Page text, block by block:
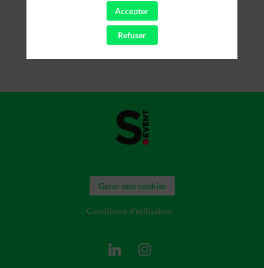
Gérer mes cookies
Conditions d'utilisation
Accepter
Refuser